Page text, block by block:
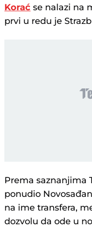
Korać se nalazi na
prvi u redu je
Prema saznanjima
ponudio
na ime transfera,
dozvolu da ode u